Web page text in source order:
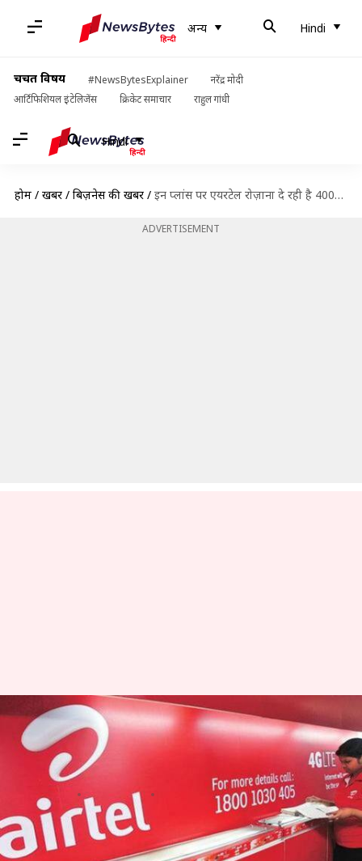
अन्य Hindi
चर्चित विषय #NewsBytesExplainer
नरेंद्र मोदी
आर्टिफिशियल इंटेलिजेंस
क्रिकेट समाचार राहुल गांधी
Hindi
होम / खबरें / बिज़नेस की खबरें / इन प्लांस पर एयरटेल रोज़ाना दे रही है 400MB अतिरिक्त डाटा, विस्तार से जानें
ADVERTISEMENT
इन प्लांस पर एयरटेल रोज़ाना दे रही है
400MB अतिरिक्त डाटा, विस्तार से
जानें
प्रदीप मौर्य May 22, 2019
क्या है खबर?